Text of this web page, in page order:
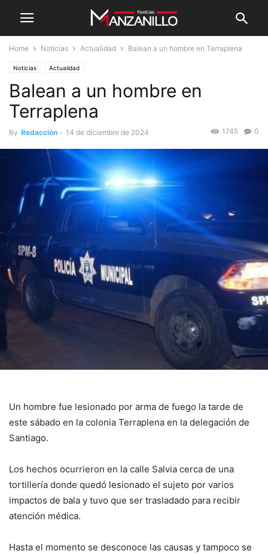
Home Noticias Actualidad Balean a un hombre en Terraplena
Noticias Actualidad
Balean a un hombre en
Terraplena
By Redacción - 14 de diciembre de 2024 0
1745
Un hombre fue lesionado por arma de fuego la tarde de
este sábado en la colonia Terraplena en la delegación de
Santiago.
Los hechos ocurrieron en la calle Salvia cerca de una
tortillería donde quedó lesionado el sujeto por varios
impactos de bala y tuvo que ser trasladado para recibir
atención médica.
Hasta el momento se desconoce las causas y tampoco se